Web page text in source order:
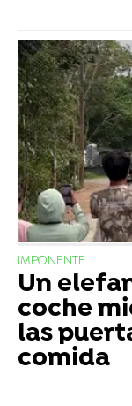
IMPONENTE
Un
coche
las
comida